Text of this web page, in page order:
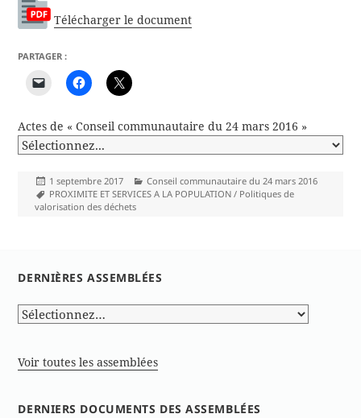
Télécharger le document
PARTAGER :
Actes de « Conseil communautaire du 24 mars 2016 »
Publié
le
1 septembre 2017 Catégories
Conseil communautaire du 24 mars 2016
Mots-
clés
PROXIMITE ET SERVICES A LA POPULATION / Politiques de
valorisation des déchets
DERNIÈRES ASSEMBLÉES
Voir toutes les assemblées
DERNIERS DOCUMENTS DES ASSEMBLÉES